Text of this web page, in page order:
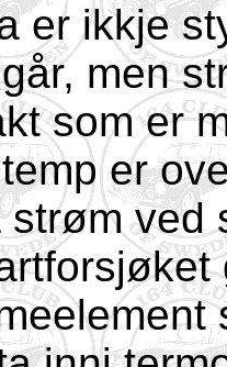
er ikkje
men
som er
er
ved